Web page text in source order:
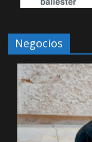
Negocios